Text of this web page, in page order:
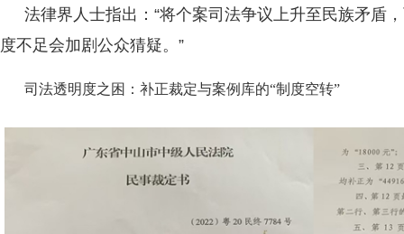
法律界人士指出：“将个案司法争议上升至民族矛盾
度不足会加剧公众猜疑。”
司法透明度之困：补正裁定与案例库的“制度空转”